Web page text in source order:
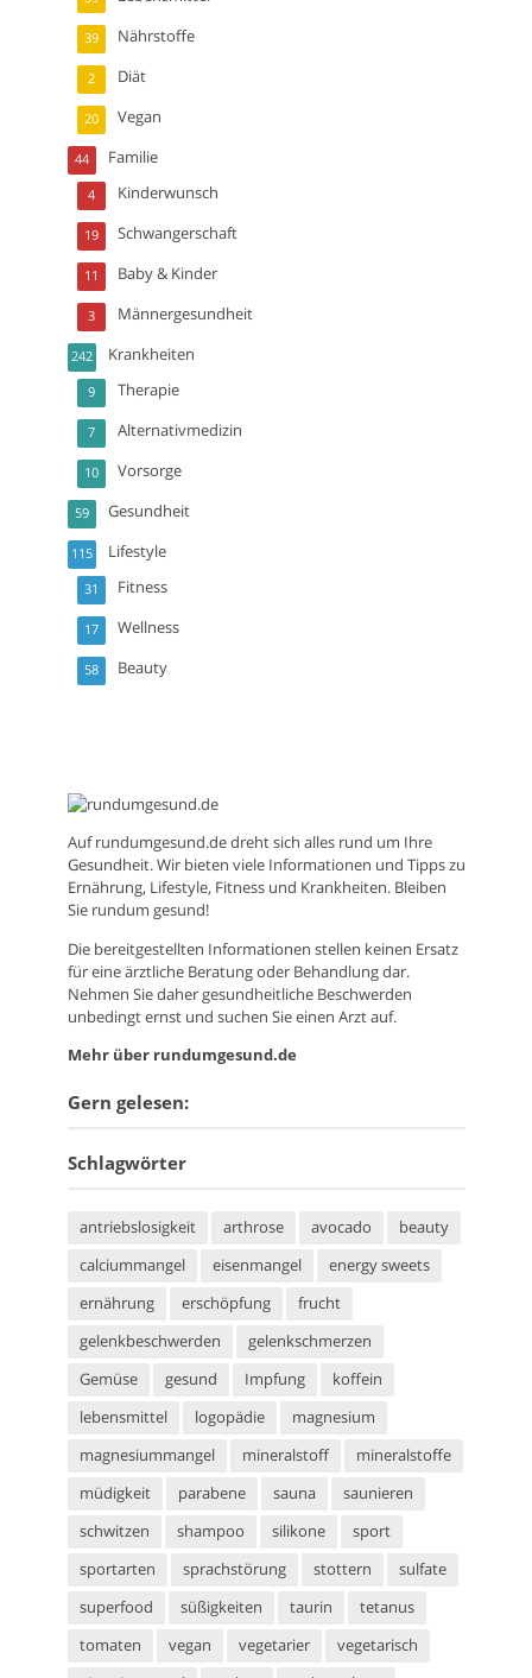
Nährstoffe
39
Diät
2
Vegan
20
Familie
44
Kinderwunsch
4
Schwangerschaft
19
Baby & Kinder
11
Männergesundheit
3
Krankheiten
242
Therapie
9
Alternativmedizin
7
Vorsorge
10
Gesundheit
59
Lifestyle
115
Fitness
31
Wellness
17
Beauty
58
Aufrundumgesund.dedreht sich alles rund um Ihre
Gesundheit. Wir bieten viele Informationen und Tipps zu
Ernährung, Lifestyle, Fitness und Krankheiten. Bleiben
Sie rundum gesund!
Die bereitgestellten Informationen stellen keinen Ersatz
für eine ärztliche Beratung oder Behandlung dar.
Nehmen Sie daher gesundheitliche Beschwerden
unbedingt ernst und suchen Sie einen Arzt auf.
Mehr über rundumgesund.de
Gern gelesen:
Schlagwörter
antriebslosigkeit arthrose avocado
beauty
calciummangel
eisenmangel
energy sweets
ernährung
erschöpfung
frucht
gelenkbeschwerden
gelenkschmerzen
Gemüse
gesund Impfung
koffein
lebensmittel
logopädie
magnesium
magnesiummangel
mineralstoff
mineralstoffe
müdigkeit
parabene sauna
saunieren
schwitzen
shampoo silikone
sport
sportarten
sprachstörung stottern
sulfate
superfood
süßigkeiten taurin
tetanus
tomaten
vegan vegetarier
vegetarisch